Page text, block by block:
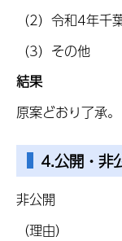
（2）令和4年千
（3）その他
結果
原案どおり了承。
4.公開・非
非公開
（理由）